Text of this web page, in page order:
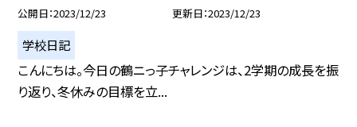
公開日 2023/12/23 更新日 2023/12/23
学校日記
こんにちは。今日の鶴ニっ子チャレンジは、2学期の成長を振
り返り、冬休みの目標を立...